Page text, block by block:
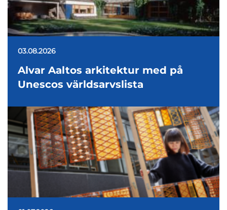
03.08.2026
Alvar Aaltos arkitektur med på
Unescos världsarvslista